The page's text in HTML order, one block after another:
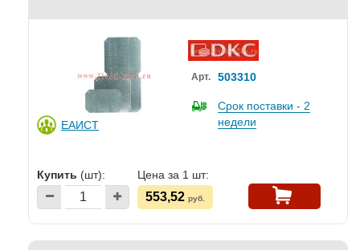
ЕАИСТ
Арт. 503310
Срок поставки - 2
недели
Купить (шт): Цена за 1 шт:
553,52 руб.